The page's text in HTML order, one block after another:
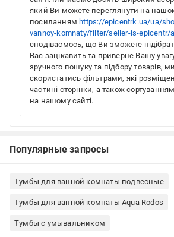
який Ви можете переглянути на
посиланням https://epicentrk.ua/ua/
vannoy-komnaty/filter/seller-is-epicentr/
сподіваємось, що Ви зможете
Вас зацікавить та приверне Вашу
зручного пошуку та підбору товарів,
скористатись фільтрами, які
частині сторінки, а також
на нашому сайті.
Популярные запросы
Тумбы для ванной комнаты подвесные
Тумбы для ванной комнаты Aqua Rodos
Тумбы с умывальником